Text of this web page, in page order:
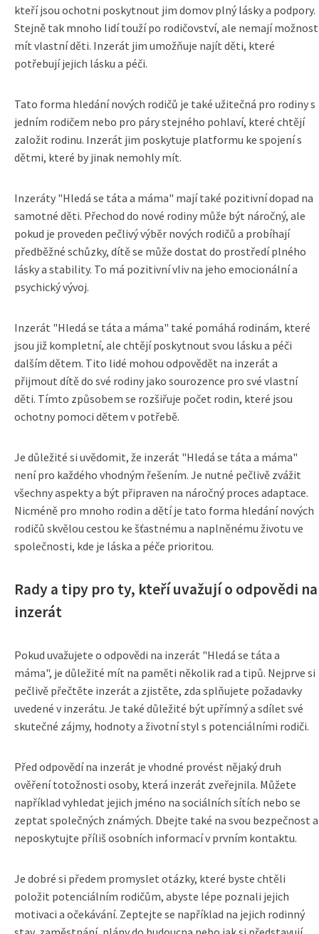
kteří jsou ochotni poskytnout jim domov plný lásky a podpory.
Stejně tak mnoho lidí touží po rodičovství, ale nemají možnost
mít vlastní děti. Inzerát jim umožňuje najít děti, které
potřebují jejich lásku a péči.
Tato forma hledání nových rodičů je také užitečná pro rodiny s
jedním rodičem nebo pro páry stejného pohlaví, které chtějí
založit rodinu. Inzerát jim poskytuje platformu ke spojení s
dětmi, které by jinak nemohly mít.
Inzeráty "Hledá se táta a máma" mají také pozitivní dopad na
samotné děti. Přechod do nové rodiny může být náročný, ale
pokud je proveden pečlivý výběr nových rodičů a probíhají
předběžné schůzky, dítě se může dostat do prostředí plného
lásky a stability. To má pozitivní vliv na jeho emocionální a
psychický vývoj.
Inzerát "Hledá se táta a máma" také pomáhá rodinám, které
jsou již kompletní, ale chtějí poskytnout svou lásku a péči
dalším dětem. Tito lidé mohou odpovědět na inzerát a
přijmout dítě do své rodiny jako sourozence pro své vlastní
děti. Tímto způsobem se rozšiřuje počet rodin, které jsou
ochotny pomoci dětem v potřebě.
Je důležité si uvědomit, že inzerát "Hledá se táta a máma"
není pro každého vhodným řešením. Je nutné pečlivě zvážit
všechny aspekty a být připraven na náročný proces adaptace.
Nicméně pro mnoho rodin a dětí je tato forma hledání nových
rodičů skvělou cestou ke šťastnému a naplněnému životu ve
společnosti, kde je láska a péče prioritou.
Rady a tipy pro ty, kteří uvažují o odpovědi na
inzerát
Pokud uvažujete o odpovědi na inzerát "Hledá se táta a
máma", je důležité mít na paměti několik rad a tipů. Nejprve si
pečlivě přečtěte inzerát a zjistěte, zda splňujete požadavky
uvedené v inzerátu. Je také důležité být upřímný a sdílet své
skutečné zájmy, hodnoty a životní styl s potenciálními rodiči.
Před odpovědí na inzerát je vhodné provést nějaký druh
ověření totožnosti osoby, která inzerát zveřejnila. Můžete
například vyhledat jejich jméno na sociálních sítích nebo se
zeptat společných známých. Dbejte také na svou bezpečnost a
neposkytujte příliš osobních informací v prvním kontaktu.
Je dobré si předem promyslet otázky, které byste chtěli
položit potenciálním rodičům, abyste lépe poznali jejich
motivaci a očekávání. Zeptejte se například na jejich rodinný